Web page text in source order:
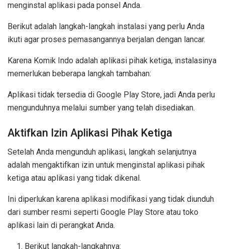
menginstal aplikasi pada ponsel Anda.
Berikut adalah langkah-langkah instalasi yang perlu Anda
ikuti agar proses pemasangannya berjalan dengan lancar.
Karena Komik Indo adalah aplikasi pihak ketiga, instalasinya
memerlukan beberapa langkah tambahan:
Aplikasi tidak tersedia di Google Play Store, jadi Anda perlu
mengunduhnya melalui sumber yang telah disediakan.
Aktifkan Izin Aplikasi Pihak Ketiga
Setelah Anda mengunduh aplikasi, langkah selanjutnya
adalah mengaktifkan izin untuk menginstal aplikasi pihak
ketiga atau aplikasi yang tidak dikenal.
Ini diperlukan karena aplikasi modifikasi yang tidak diunduh
dari sumber resmi seperti Google Play Store atau toko
aplikasi lain di perangkat Anda.
Berikut langkah-langkahnya: